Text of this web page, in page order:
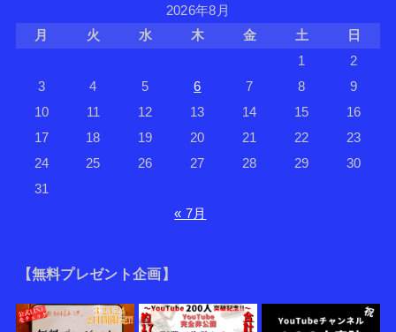
2026年8月
月
火 水 木 金 土
日
1
2
3
4 5 6 7 8
9
10
11 12 13 14 15
16
17
18 19 20 21 22
23
24
25 26 27 28 29
30
31
« 7月
【無料プレゼント企画】